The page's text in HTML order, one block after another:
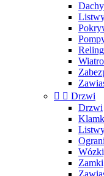
Dachy
  Drzwi
Drzwi
Zamki